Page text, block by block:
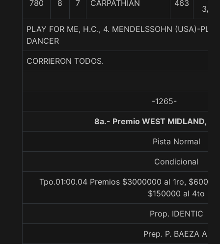
780 8 7 CARPATHIAN 463
3/4
PLAY FOR ME, H.C., 4. MENDELSSOHN (USA)-
DANCER
CORRIERON TODOS.
-1265-
8a.- Premio WEST MIDLAND,
Pista Normal
Condicional
Tpo.01:00.04 Premios $3000000 al 1ro,
$150000 al 4to
Prop. IDENTIC
Prep. P. BAEZA A.